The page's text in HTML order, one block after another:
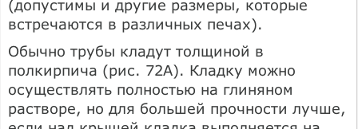
(допустимы и другие размеры, которые
встречаются в различных печах).
Обычно трубы кладут толщиной в
полкирпича (рис. 72А). Кладку можно
осуществлять полностью на глиняном
растворе, но для большей прочности лучше,